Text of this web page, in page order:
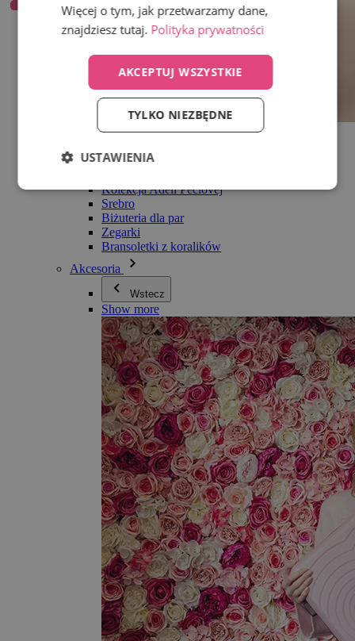
Wszystko w kategorii Biżuteria
Bransoletki
Kolekcja Adéli Pečlovej
Srebro
Biżuteria dla par
Zegarki
Bransoletki z koralików
Akcesoria
Wstecz
Show more
Więcej o tym, jak przetwarzamy dane,
znajdziesz tutaj. Polityka prywatności
AKCEPTUJ WSZYSTKIE
TYLKO NIEZBĘDNE
USTAWIENIA